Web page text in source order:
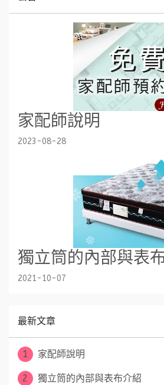
家配師說明
2023-08-28
獨立筒的內部與表
2021-10-07
最新文章
1 家配師說明
2 獨立筒的內部與表布介紹